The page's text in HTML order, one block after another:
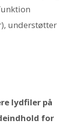
understøtter
lydfiler på
for